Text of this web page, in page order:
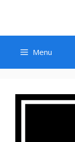
content
Menu